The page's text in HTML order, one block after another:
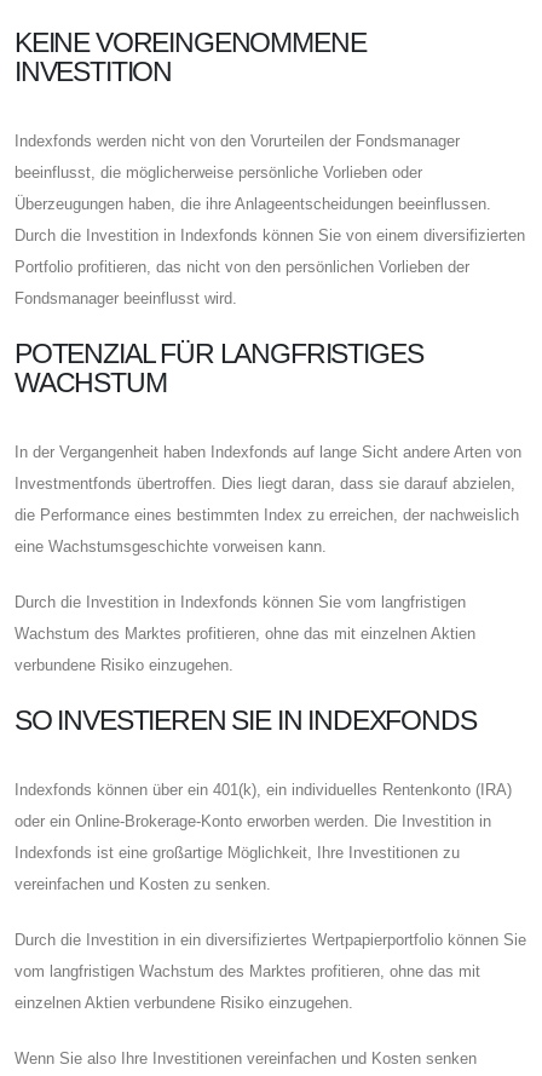
KEINE VOREINGENOMMENE
INVESTITION
Indexfonds werden nicht von den Vorurteilen der Fondsmanager
beeinflusst, die möglicherweise persönliche Vorlieben oder
Überzeugungen haben, die ihre Anlageentscheidungen beeinflussen.
Durch die Investition in Indexfonds können Sie von einem diversifizierten
Portfolio profitieren, das nicht von den persönlichen Vorlieben der
Fondsmanager beeinflusst wird.
POTENZIAL FÜR LANGFRISTIGES
WACHSTUM
In der Vergangenheit haben Indexfonds auf lange Sicht andere Arten von
Investmentfonds übertroffen. Dies liegt daran, dass sie darauf abzielen,
die Performance eines bestimmten Index zu erreichen, der nachweislich
eine Wachstumsgeschichte vorweisen kann.
Durch die Investition in Indexfonds können Sie vom langfristigen
Wachstum des Marktes profitieren, ohne das mit einzelnen Aktien
verbundene Risiko einzugehen.
SO INVESTIEREN SIE IN INDEXFONDS
Indexfonds können über ein 401(k), ein individuelles Rentenkonto (IRA)
oder ein Online-Brokerage-Konto erworben werden. Die Investition in
Indexfonds ist eine großartige Möglichkeit, Ihre Investitionen zu
vereinfachen und Kosten zu senken.
Durch die Investition in ein diversifiziertes Wertpapierportfolio können Sie
vom langfristigen Wachstum des Marktes profitieren, ohne das mit
einzelnen Aktien verbundene Risiko einzugehen.
Wenn Sie also Ihre Investitionen vereinfachen und Kosten senken